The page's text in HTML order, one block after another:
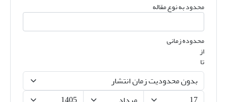
محدود به نوع مقاله
محدوده زمانی
از
تا